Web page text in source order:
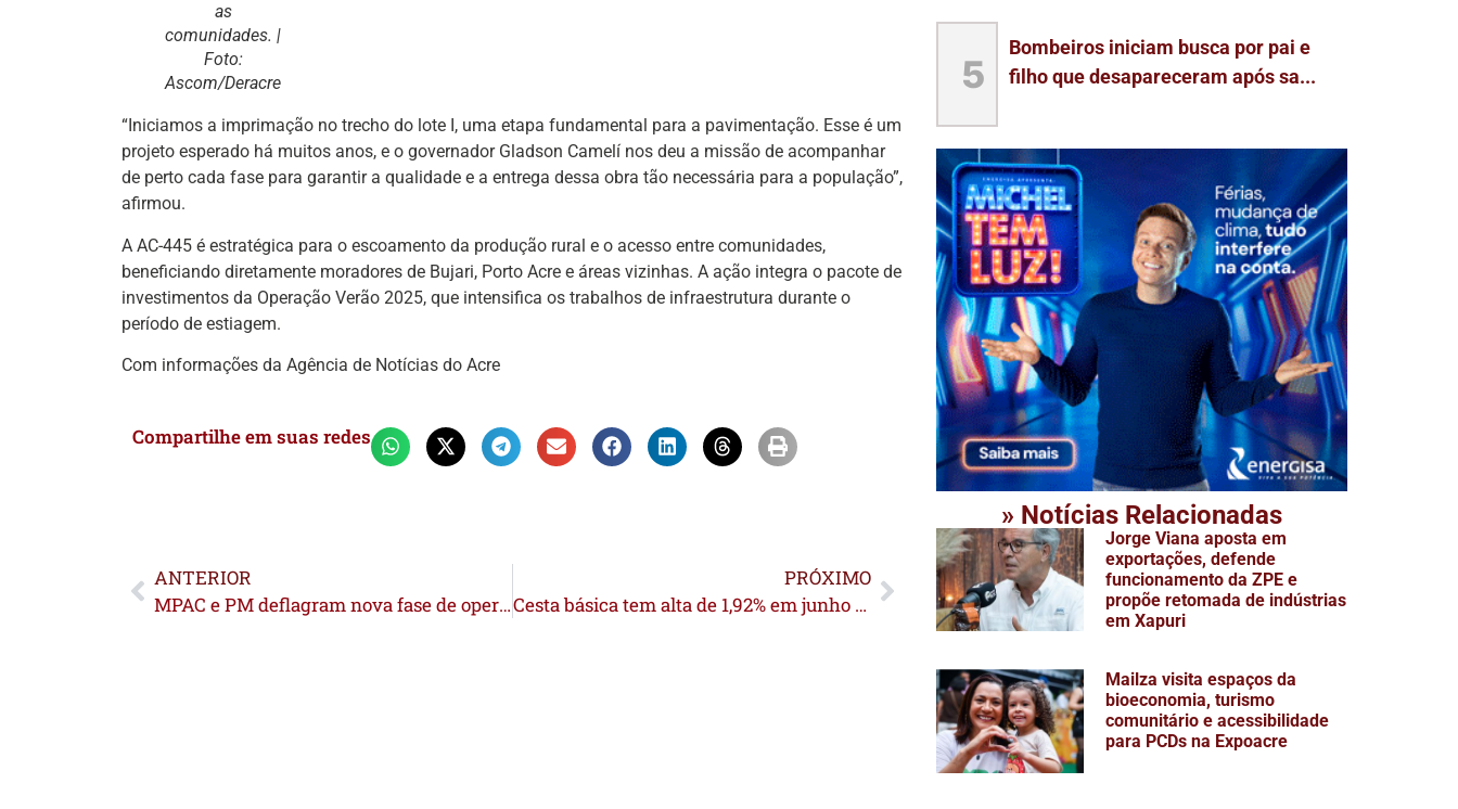
as
comunidades. |
Foto:
Ascom/Deracre
“Iniciamos a imprimação no trecho do lote I, uma etapa fundamental para a pavimentação. Esse é um
projeto esperado há muitos anos, e o governador Gladson Camelí nos deu a missão de acompanhar
de perto cada fase para garantir a qualidade e a entrega dessa obra tão necessária para a população”,
afirmou.
A AC-445 é estratégica para o escoamento da produção rural e o acesso entre comunidades,
beneficiando diretamente moradores de Bujari, Porto Acre e áreas vizinhas. A ação integra o pacote de
investimentos da Operação Verão 2025, que intensifica os trabalhos de infraestrutura durante o
período de estiagem.
Com informações da Agência de Notícias do Acre
Compartilhe em suas redes
ANTERIOR
MPAC e PM deflagram nova fase de operação contra organização criminosa do “golpe do Pix”
PRÓXIMO
Cesta básica tem alta de 1,92% em junho e compromete salário mínimo de famílias em Rio Branco
5
Bombeiros iniciam busca por pai e
filho que desapareceram após sa...
» Notícias Relacionadas
Jorge Viana aposta em
exportações, defende
funcionamento da ZPE e
propõe retomada de indústrias
em Xapuri
Mailza visita espaços da
bioeconomia, turismo
comunitário e acessibilidade
para PCDs na Expoacre